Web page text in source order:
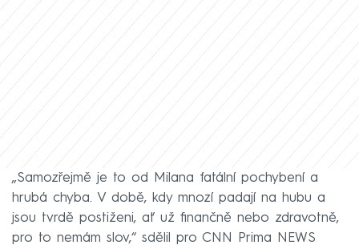
„Samozřejmě je to od Milana fatální pochybení a
hrubá chyba. V době, kdy mnozí padají na hubu a
jsou tvrdě postiženi, ať už finančně nebo zdravotně,
pro to nemám slov,“ sdělil pro CNN Prima NEWS